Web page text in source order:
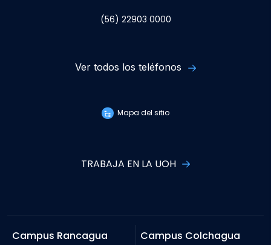
(56) 22903 0000
Ver todos los teléfonos
Mapa del sitio
TRABAJA EN LA UOH
Campus Rancagua
Campus Colchagua